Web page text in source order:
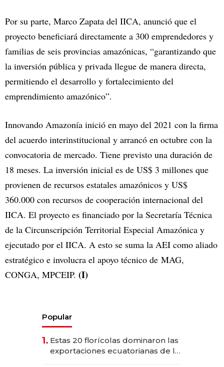
Por su parte, Marco Zapata del IICA, anunció que el
proyecto beneficiará directamente a 300 emprendedores y
familias de seis provincias amazónicas, “garantizando que
la inversión pública y privada llegue de manera directa,
permitiendo el desarrollo y fortalecimiento del
emprendimiento amazónico”.
Innovando Amazonía inició en mayo del 2021 con la firma
del acuerdo interinstitucional y arrancó en octubre con la
convocatoria de mercado. Tiene previsto una duración de
18 meses. La inversión inicial es de US$ 3 millones que
provienen de recursos estatales amazónicos y US$
360.000 con recursos de cooperación internacional del
IICA. El proyecto es financiado por la Secretaría Técnica
de la Circunscripción Territorial Especial Amazónica y
ejecutado por el IICA. A esto se suma la AEI como aliado
estratégico e involucra el apoyo técnico de MAG,
CONGA, MPCEIP. (I)
Popular
1. Estas 20 florícolas dominaron las
exportaciones ecuatorianas de la